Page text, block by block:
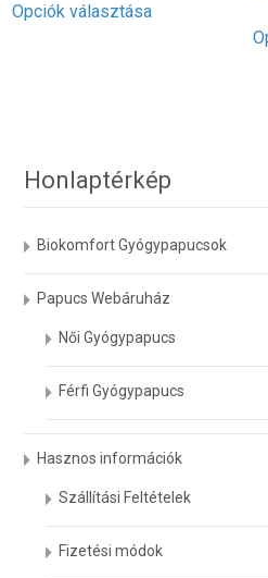
Opciók választásaa
változatok
a
választhatók
ki
Honlaptérkép
Biokomfort Gyógypapucsok
Papucs Webáruház
Női Gyógypapucs
Férfi Gyógypapucs
Hasznos információk
Szállítási Feltételek
Fizetési módok